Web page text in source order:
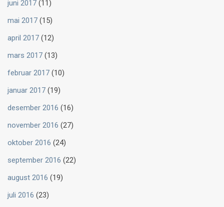
juni 2017 (11)
mai 2017 (15)
april 2017 (12)
mars 2017 (13)
februar 2017 (10)
januar 2017 (19)
desember 2016 (16)
november 2016 (27)
oktober 2016 (24)
september 2016 (22)
august 2016 (19)
juli 2016 (23)